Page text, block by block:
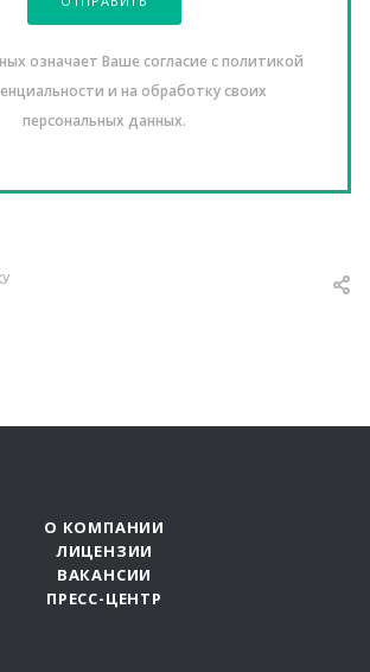
означает Ваше согласие с политикой
и на обработку своих
персональных данных.
О КОМПАНИИ
ЛИЦЕНЗИИ
ВАКАНСИИ
ПРЕСС-ЦЕНТР